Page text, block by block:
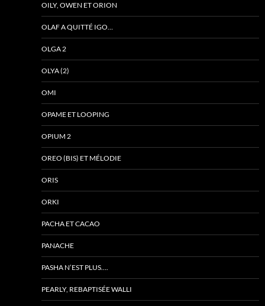
OILY, OWEN ET ORION
OLAF A QUITTÉ IGO…
OLGA 2
OLYA (2)
OMI
OPAME ET LOOPING
OPIUM 2
OREO (BIS) ET MÉLODIE
ORIS
ORKI
PACHA ET CACAO
PANACHE
PASHA N’EST PLUS….
PEARLY, REBAPTISÉE WALLI